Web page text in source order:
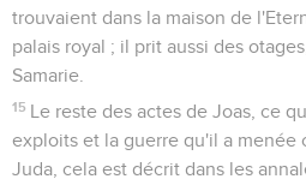
trouvaient dans la maison de
palais royal ; il prit aussi des
Samarie.
15 Le reste des actes de Joas, ce
exploits et la guerre qu'il a menée
Juda, cela est décrit dans les